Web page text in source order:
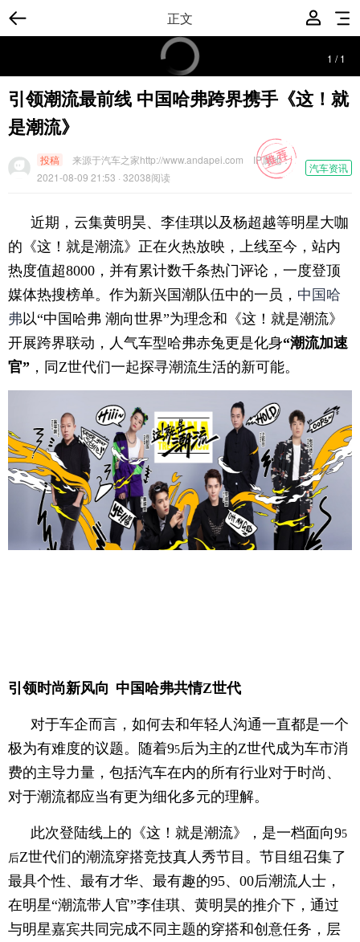
正文
1 /1
引领潮流最前线 中国哈弗跨界携手《这！就
是潮流》
汽车资讯
投稿 来源于汽车之家http://www.andapei.com
IP属地：
2021-08-09 21:53 · 32038阅读
近期，云集黄明昊、李佳琪以及杨超越等明星大咖
的《这！就是潮流》正在火热放映，上线至今，站内
热度值超8000 ，并有累计数千条热门评论，一度登顶
媒体热搜榜单。作为新兴国潮队伍中的一员， 中国哈
弗以“中国哈弗 潮向世界”为理念和《这！就是潮流》
开展跨界联动，人气车型哈弗赤兔更是化身“潮流加速
官” ，同Z世代们一起探寻潮流生活的新可能。
引领时尚新风向 中国 哈弗共情Z世代
对于车企而言，如何去和年轻人沟通一直都是一个
极为有难度的议题。随着95后为主的Z世代成为车市消
费的主导力量，包括汽车在内的所有行业对于时尚、
对于潮流都应当有更为细化多元的理解。
此次登陆线上的《这！就是潮流》，是一档面向95
后Z世代们的潮流穿搭竞技真人秀节目。节目组召集了
最具个性、最有才华、最有趣的95、00后潮流人士，
在明星“潮流带人官”李佳琪、黄明昊的推介下，通过
与明星嘉宾共同完成不同主题的穿搭和创意任务，层